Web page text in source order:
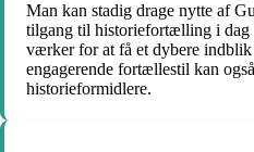
Man kan stadig drage nytte af
tilgang til historiefortælling i dag
værker for at få et dybere
engagerende fortællestil kan
historieformidlere.